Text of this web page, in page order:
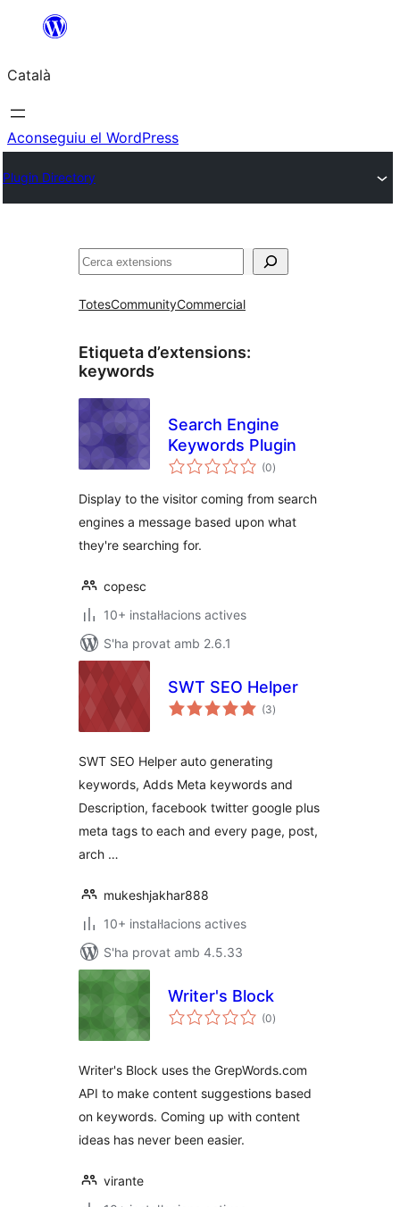
contingut
Català
Aconseguiu el WordPress
Plugin Directory
Cerca
TotesCommunityCommercial
Etiqueta d’extensions:
keywords
Search Engine
Keywords Plugin
(0puntuacions
totals
)
Display to the visitor coming from search
engines a message based upon what
they're searching for.
copesc
10+ instal·lacions actives
S'ha provat amb 2.6.1
SWT SEO Helper
(3puntuacions
totals
)
SWT SEO Helper auto generating
keywords, Adds Meta keywords and
Description, facebook twitter google plus
meta tags to each and every page, post,
arch …
mukeshjakhar888
10+ instal·lacions actives
S'ha provat amb 4.5.33
Writer's Block
(0puntuacions
totals
)
Writer's Block uses the GrepWords.com
API to make content suggestions based
on keywords. Coming up with content
ideas has never been easier.
virante